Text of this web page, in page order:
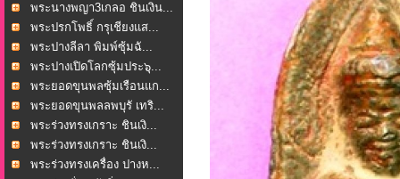
พระนางพญา3เกลอ ชินเงิน...
พระปรกโพธิ์ กรุเชียงแส...
พระปางลีลา พิมพ์ซุ้มฉั...
พระปางเปิดโลกซุ้มประ๖ุ...
พระยอดขุนพลซุ้มเรือนแก...
พระยอดขุนพลลพบุรั เทริ...
พระร่วงทรงเกราะ ชินเงิ...
พระร่วงทรงเกราะ ชินเงิ...
พระร่วงทรงเครื่อง ปางห...